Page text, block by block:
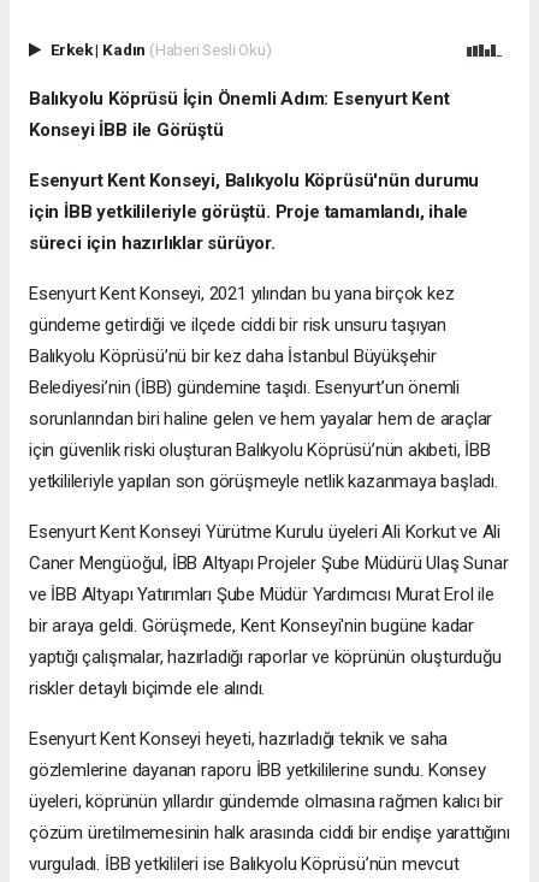
Erkek| Kadın (Haberi Sesli Oku)
Balıkyolu Köprüsü İçin Önemli Adım: Esenyurt Kent
Konseyi İBB ile Görüştü
Esenyurt Kent Konseyi, Balıkyolu Köprüsü'nün durumu
için İBB yetkilileriyle görüştü. Proje tamamlandı, ihale
süreci için hazırlıklar sürüyor.
Esenyurt Kent Konseyi, 2021 yılından bu yana birçok kez
gündeme getirdiği ve ilçede ciddi bir risk unsuru taşıyan
Balıkyolu Köprüsü’nü bir kez daha İstanbul Büyükşehir
Belediyesi’nin (İBB) gündemine taşıdı. Esenyurt’un önemli
sorunlarından biri haline gelen ve hem yayalar hem de araçlar
için güvenlik riski oluşturan Balıkyolu Köprüsü’nün akıbeti, İBB
yetkilileriyle yapılan son görüşmeyle netlik kazanmaya başladı.
Esenyurt Kent Konseyi Yürütme Kurulu üyeleri Ali Korkut ve Ali
Caner Mengüoğul, İBB Altyapı Projeler Şube Müdürü Ulaş Sunar
ve İBB Altyapı Yatırımları Şube Müdür Yardımcısı Murat Erol ile
bir araya geldi. Görüşmede, Kent Konseyi'nin bugüne kadar
yaptığı çalışmalar, hazırladığı raporlar ve köprünün oluşturduğu
riskler detaylı biçimde ele alındı.
Esenyurt Kent Konseyi heyeti, hazırladığı teknik ve saha
gözlemlerine dayanan raporu İBB yetkililerine sundu. Konsey
üyeleri, köprünün yıllardır gündemde olmasına rağmen kalıcı bir
çözüm üretilmemesinin halk arasında ciddi bir endişe yarattığını
vurguladı. İBB yetkilileri ise Balıkyolu Köprüsü’nün mevcut